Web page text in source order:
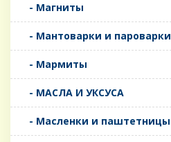
- Магниты
- Мантоварки и пароварки
- Мармиты
- МАСЛА И УКСУСА
- Масленки и паштетницы